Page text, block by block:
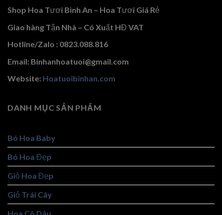
Shop Hoa Tươi Bình An – Hoa Tươi Giá Rẻ
Giao hàng Tận Nhà – Có Xuất HĐ VAT
Hotline/Zalo : 0823.088.816
Email: Binhanhoatuoi@gmail.com
Website: Hoatuoibinhan.com
DANH MỤC SẢN PHẨM
Bó Hoa Baby
Bó Hoa Đẹp
Giỏ Hoa Đẹp
Giỏ Trái Cây
Hoa Cô Dâu